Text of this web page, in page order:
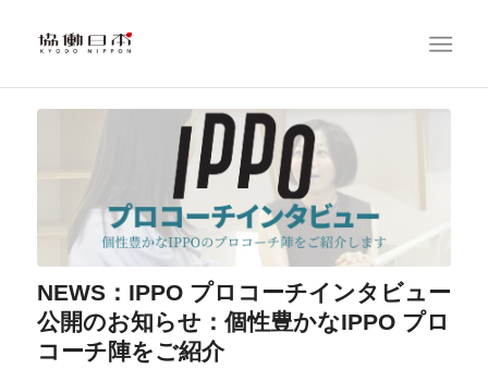
NEWS：IPPO プロコーチインタビュー
公開のお知らせ：個性豊かなIPPO プロ
コーチ陣をご紹介